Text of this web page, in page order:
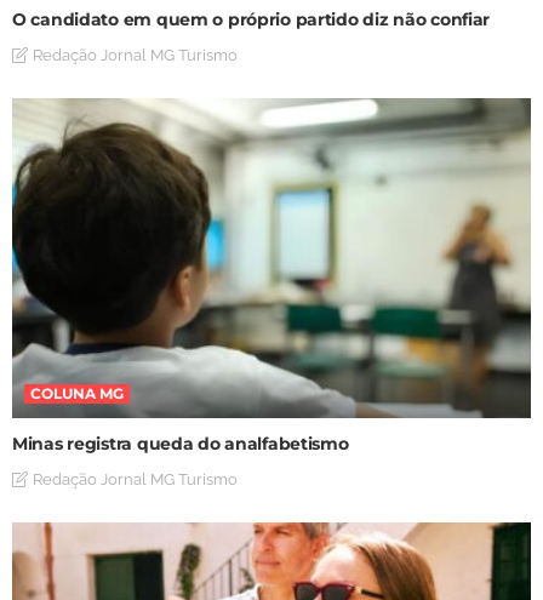
O candidato em quem o próprio partido diz não confiar
Redação Jornal MG Turismo
COLUNA MG
Minas registra queda do analfabetismo
Redação Jornal MG Turismo